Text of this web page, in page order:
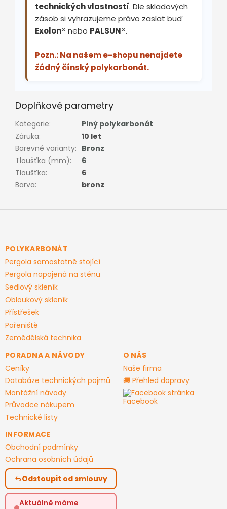
technických vlastností. Dle skladových
zásob si vyhrazujeme právo zaslat buď
Exolon® nebo PALSUN®.
Pozn.: Na našem e-shopu nenajdete
žádný čínský polykarbonát.
Doplňkové parametry
Kategorie:
Plný polykarbonát
Záruka:
10 let
Barevné varianty: Bronz
Tloušťka (mm):
6
Tloušťka:
6
Barva: bronz
Z
aPOLYKARBONÁT
Pergola samostatně stojící
Pergola napojená na stěnu
Sedlový skleník
Obloukový skleník
Přístřešek
Pařeniště
Zemědělská technika
PORADNA A NÁVODY
Ceníky
Databáze technických pojmů
Montážní návody
Průvodce nákupem
Technické listy
O NÁS
Naše firma
🚚 Přehled dopravy
Facebook stránka
INFORMACE
Obchodní podmínky
Ochrana osobních údajů
Odstoupit od smlouvy
Aktuálně máme